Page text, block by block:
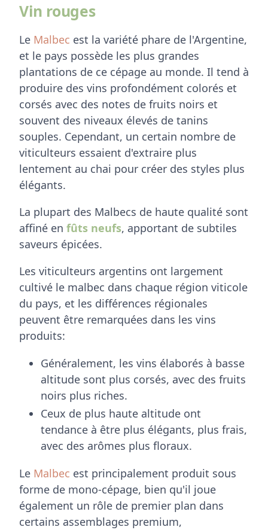
Vin rouges
Le Malbec est la variété phare de l'Argentine,
et le pays possède les plus grandes
plantations de ce cépage au monde. Il tend à
produire des vins profondément colorés et
corsés avec des notes de fruits noirs et
souvent des niveaux élevés de tanins
souples. Cependant, un certain nombre de
viticulteurs essaient d'extraire plus
lentement au chai pour créer des styles plus
élégants.
La plupart des Malbecs de haute qualité sont
affiné en fûts neufs, apportant de subtiles
saveurs épicées.
Les viticulteurs argentins ont largement
cultivé le malbec dans chaque région viticole
du pays, et les différences régionales
peuvent être remarquées dans les vins
produits:
Généralement, les vins élaborés à basse
altitude sont plus corsés, avec des fruits
noirs plus riches.
Ceux de plus haute altitude ont
tendance à être plus élégants, plus frais,
avec des arômes plus floraux.
Le Malbec est principalement produit sous
forme de mono-cépage, bien qu'il joue
également un rôle de premier plan dans
certains assemblages premium,